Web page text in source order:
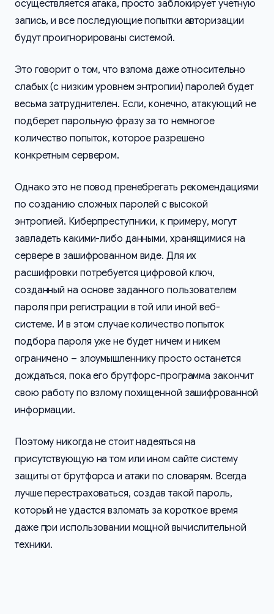
осуществляется атака, просто заблокирует учетную
запись, и все последующие попытки авторизации
будут проигнорированы системой.
Это говорит о том, что взлома даже относительно
слабых (с низким уровнем энтропии) паролей будет
весьма затруднителен. Если, конечно, атакующий не
подберет парольную фразу за то немногое
количество попыток, которое разрешено
конкретным сервером.
Однако это не повод пренебрегать рекомендациями
по созданию сложных паролей с высокой
энтропией. Киберпреступники, к примеру, могут
завладеть какими-либо данными, хранящимися на
сервере в зашифрованном виде. Для их
расшифровки потребуется цифровой ключ,
созданный на основе заданного пользователем
пароля при регистрации в той или иной веб-
системе. И в этом случае количество попыток
подбора пароля уже не будет ничем и никем
ограничено – злоумышленнику просто останется
дождаться, пока его брутфорс-программа закончит
свою работу по взлому похищенной зашифрованной
информации.
Поэтому никогда не стоит надеяться на
присутствующую на том или ином сайте систему
защиты от брутфорса и атаки по словарям. Всегда
лучше перестраховаться, создав такой пароль,
который не удастся взломать за короткое время
даже при использовании мощной вычислительной
техники.